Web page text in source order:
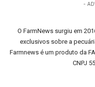
-
O FarmNews surgiu em
exclusivos sobre a
Farmnews é um produto da
CNPJ